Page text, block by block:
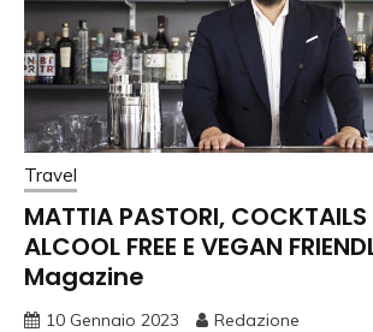
Travel
MATTIA PASTORI, COCKTAILS
ALCOOL FREE E VEGAN
Magazine
10 Gennaio 2023 Redazione